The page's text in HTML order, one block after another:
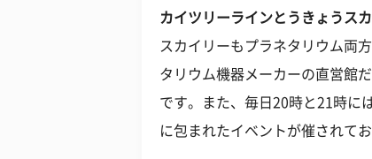
カイツリーラインとうきょうス
スカイリーもプラネタリウム両
タリウム機器メーカーの直営館
です。また、毎日20時と21時に
に包まれたイベントが催されて